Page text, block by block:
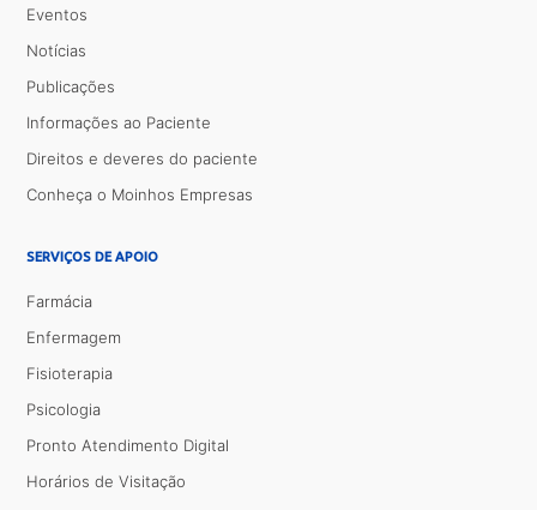
Eventos
Notícias
Publicações
Informações ao Paciente
Direitos e deveres do paciente
Conheça o Moinhos Empresas
SERVIÇOS DE APOIO
Farmácia
Enfermagem
Fisioterapia
Psicologia
Pronto Atendimento Digital
Horários de Visitação